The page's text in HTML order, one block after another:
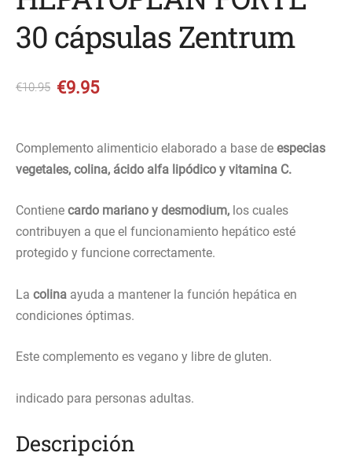
30 cápsulas Zentrum
€10.95 €9.95
Complemento alimenticio elaborado a base de especias
vegetales, colina, ácido alfa lipódico y vitamina C.
Contiene cardo mariano y desmodium, los cuales
contribuyen a que el funcionamiento hepático esté
protegido y funcione correctamente.
La colina ayuda a mantener la función hepática en
condiciones óptimas.
Este complemento es vegano y libre de gluten.
indicado para personas adultas.
Descripción